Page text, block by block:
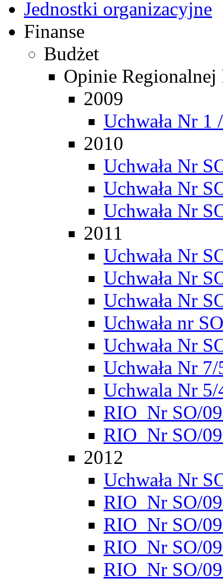
Jednostki organizacyjne
Finanse
Budżet
Opinie
2009
Uchwała Nr
2010
Uchwała Nr
Uchwała Nr
Uchwała Nr
2011
Uchwała Nr
Uchwała Nr
Uchwała Nr
Uchwała nr
Uchwała Nr
Uchwała Nr
Uchwala Nr 5/
RIO_Nr SO/
RIO_Nr SO/
2012
Uchwała Nr
RIO_Nr SO/
RIO_Nr SO/
RIO_Nr SO/
RIO_Nr SO/